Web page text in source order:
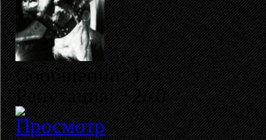
Сообщений: 1
Репутация: +2/-0